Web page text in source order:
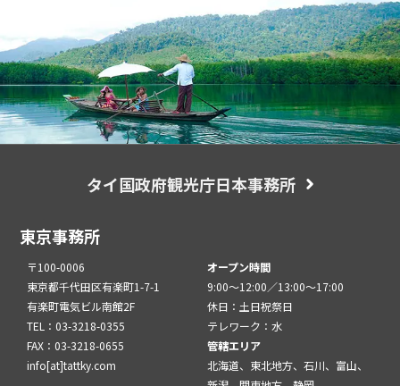
タイ国政府観光庁日本事務所
東京事務所
〒100-0006
東京都千代田区有楽町1-7-1
有楽町電気ビル南館2F
TEL：03-3218-0355
FAX：03-3218-0655
info[at]tattky.com
オープン時間
9:00～12:00／13:00～17:00
休日：土日祝祭日
テレワーク：水
管轄エリア
北海道、東北地方、石川、富山、